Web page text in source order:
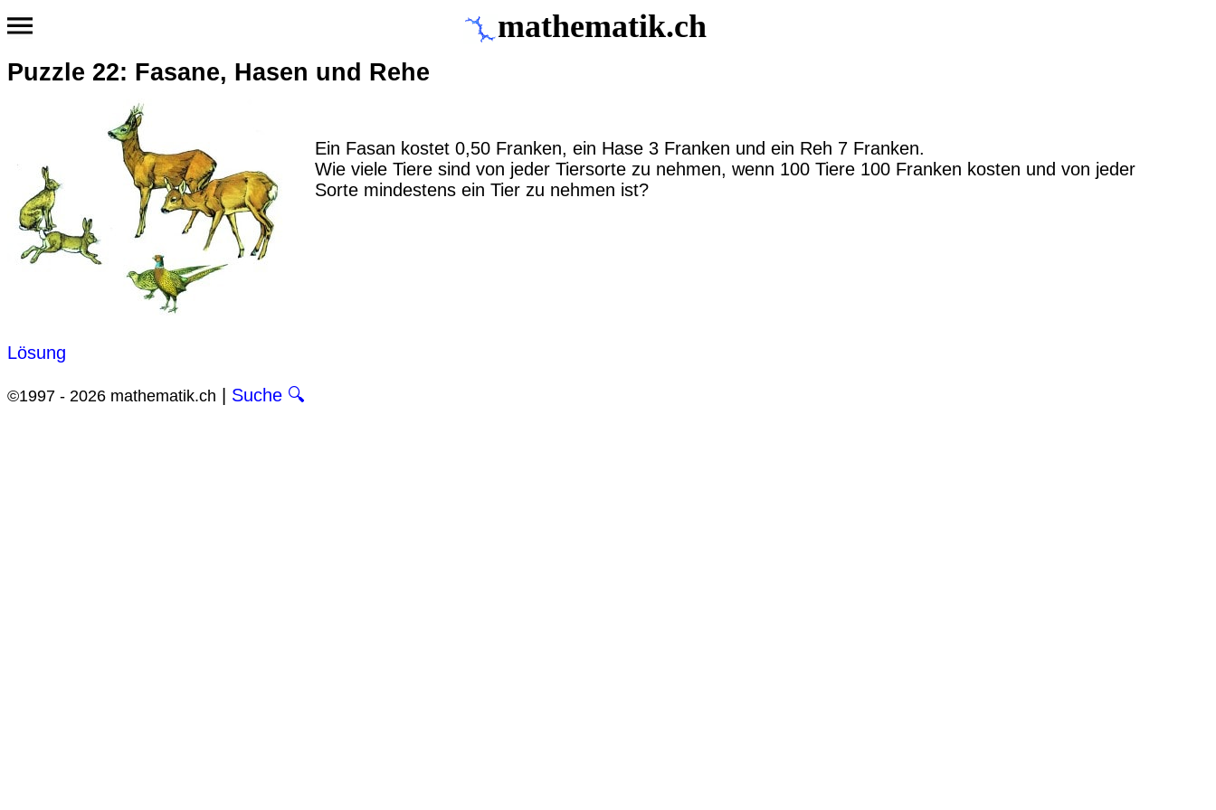
mathematik.ch
Puzzle 22: Fasane, Hasen und Rehe
Ein Fasan kostet 0,50 Franken, ein Hase 3 Franken und ein Reh 7 Franken.
Wie viele Tiere sind von jeder Tiersorte zu nehmen, wenn 100 Tiere 100 Franken kosten und von jeder
Sorte mindestens ein Tier zu nehmen ist?
Lösung
©1997 - 2026 mathematik.ch Suche 🔍